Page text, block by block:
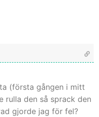
(första gången i mitt
rulla den så sprack den
gjorde jag för fel?